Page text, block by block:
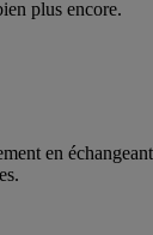
plus encore.
en